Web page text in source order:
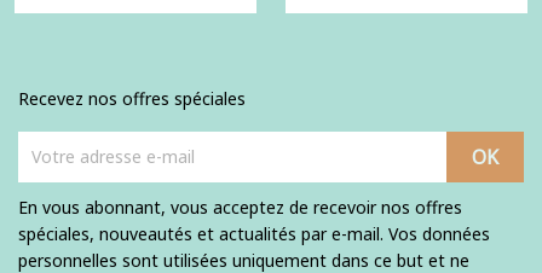
Recevez nos offres spéciales
En vous abonnant, vous acceptez de recevoir nos offres
spéciales, nouveautés et actualités par e-mail. Vos données
personnelles sont utilisées uniquement dans ce but et ne